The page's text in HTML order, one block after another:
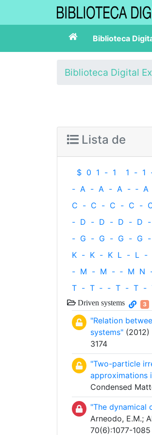
Biblioteca
Biblioteca Digital
Lista de
$ 0 1 - 1 1 - 1
- A - A - A - ‐ A
C - C - C - C -
- D - D - D - D -
- G - G - G - G -
K - K - K L - L -
- M - M - ‐ M N
T - T ‐ - T - T -
Driven systems 3
"Relation
systems" (2012)
3174
"Two-particle
approximations
Condensed
"The dynamical
Arneodo, E.M.;
70(6):1077-1085